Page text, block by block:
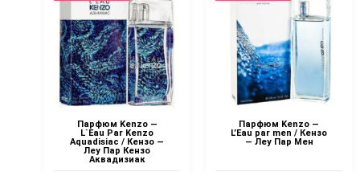
Парфюм Kenzo —
L`Eau Par Kenzo
Aquadisiac / Кензо —
Леу Пар Кензо
Аквадизиак
Парфюм Kenzo —
L’Eau par men / Кензо
— Леу Пар Мен